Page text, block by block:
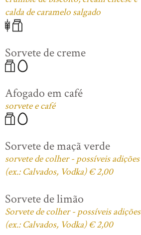
calda de caramelo salgado
Sorvete de creme
Afogado em café
sorvete e café
Sorvete de maçã verde
sorvete de colher - possíveis adições
(ex.: Calvados, Vodka) € 2,00
Sorvete de limão
Sorvete de colher - possíveis adições
(ex.: Calvados, Vodka) € 2,00